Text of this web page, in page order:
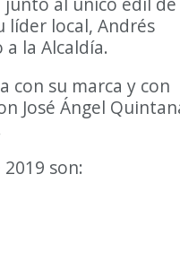
líder local, Andrés
la Alcaldía.
con su marca y con
José Ángel
son: